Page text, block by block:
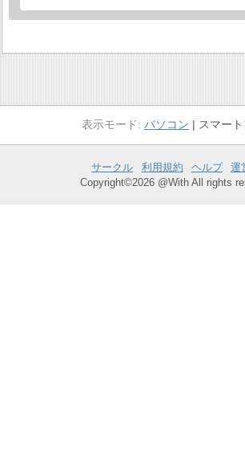
パソコン スマー
サークル 利用規約 ヘルプ
運
Copyright©2026 @With All rights